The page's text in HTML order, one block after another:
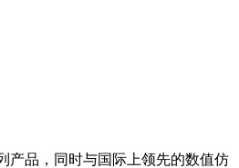
产品，同时与国际上领先的数值仿